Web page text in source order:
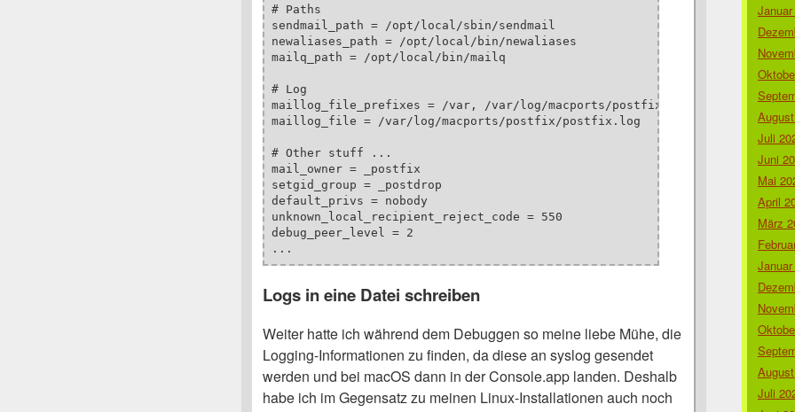
# Paths
sendmail_path = /opt/local/sbin/sendmail
newaliases_path = /opt/local/bin/newaliases
mailq_path = /opt/local/bin/mailq
# Log
maillog_file_prefixes = /var, /var/log/macports/postfix
maillog_file = /var/log/macports/postfix/postfix.log
# Other stuff ...
mail_owner = _postfix
setgid_group = _postdrop
default_privs = nobody
unknown_local_recipient_reject_code = 550
debug_peer_level = 2
Logs in eine Datei schreiben
Weiter hatte ich während dem Debuggen so meine liebe Mühe, die
Logging-Informationen zu finden, da diese an syslog gesendet
werden und bei macOS dann in der Console.app landen. Deshalb
habe ich im Gegensatz zu meinen Linux-Installationen auch noch
Juli
Juni
Mai
April
März
Januar
Juli